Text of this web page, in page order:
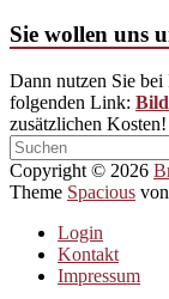
Sie wollen uns
Dann nutzen Sie
folgenden Link:
zusätzlichen
Copyright © 2026
Theme Spacious
Login
Kontakt
Impressum